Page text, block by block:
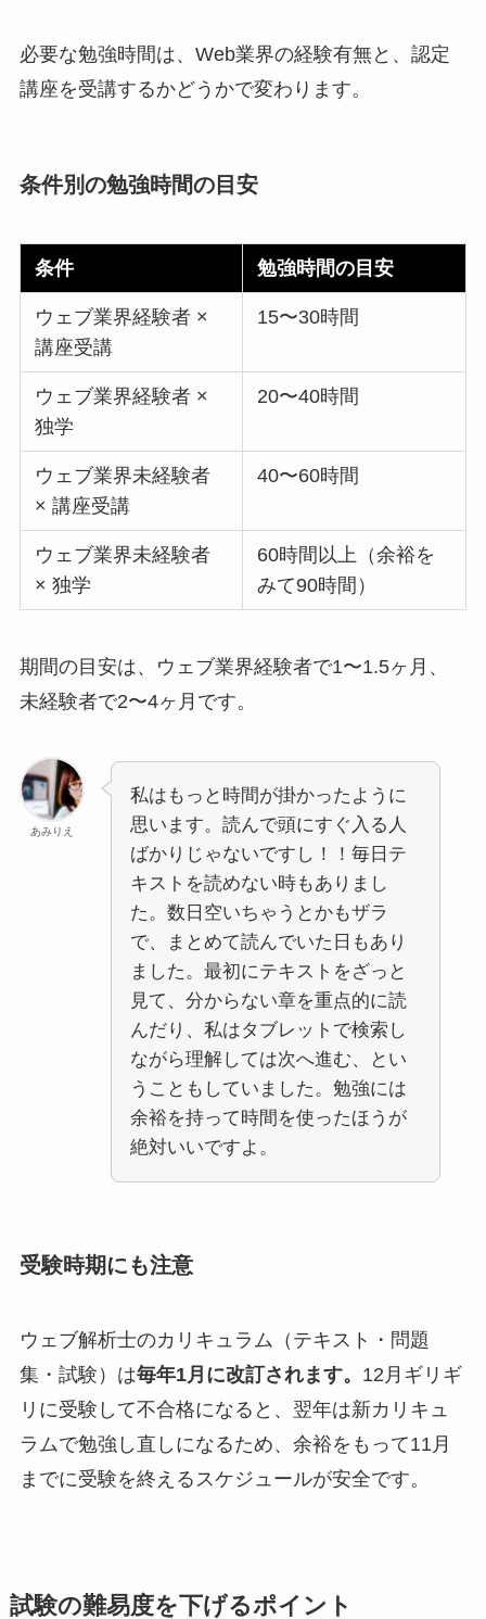
必要な勉強時間は、Web業界の経験有無と、認定
講座を受講するかどうかで変わります。
条件別の勉強時間の目安
条件 勉強時間の目安
ウェブ業界経験者 ×
講座受講
15〜30時間
ウェブ業界経験者 ×
独学
20〜40時間
ウェブ業界未経験者
× 講座受講
40〜60時間
ウェブ業界未経験者
× 独学
60時間以上（余裕を
みて90時間）
期間の目安は、ウェブ業界経験者で1〜1.5ヶ月、
未経験者で2〜4ヶ月です。
あみりえ
私はもっと時間が掛かったように
思います。読んで頭にすぐ入る人
ばかりじゃないですし！！毎日テ
キストを読めない時もありまし
た。数日空いちゃうとかもザラ
で、まとめて読んでいた日もあり
ました。最初にテキストをざっと
見て、分からない章を重点的に読
んだり、私はタブレットで検索し
ながら理解しては次へ進む、とい
うこともしていました。勉強には
余裕を持って時間を使ったほうが
絶対いいですよ。
受験時期にも注意
ウェブ解析士のカリキュラム（テキスト・問題
集・試験）は毎年1月に改訂されます。 12月ギリギ
リに受験して不合格になると、翌年は新カリキュ
ラムで勉強し直しになるため、余裕をもって11月
までに受験を終えるスケジュールが安全です。
試験の難易度を下げるポイント